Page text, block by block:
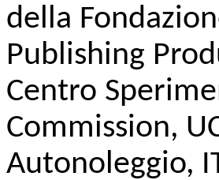
della
Publishing
Centro
Commission,
Autonoleggio,